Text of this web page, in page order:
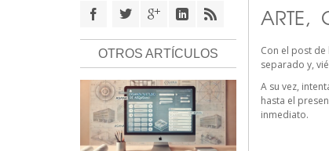
ARTE,
Con el post
separado y,
A su vez,
hasta el
inmediato.
OTROS ARTÍCULOS